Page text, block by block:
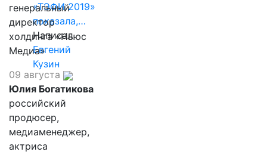
«ТЭФИ 2019»
показала,…
Написал
Евгений
Кузин
генеральный
директор
холдинга «Ньюс
Медиа»
09 августа
Юлия Богатикова
российский
продюсер,
медиаменеджер,
актриса